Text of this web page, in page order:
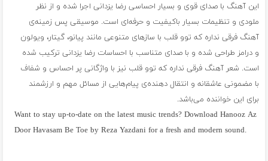
این آهنگ با صدای قوی و بسیار احساسی رضا یزدانی اجرا شده و از نظر
ملودی و تنظیمات بسیار باکیفیت و حرفه‌ای است. موسیقی پس زمینه‌ی
آهنگ فرقی نداره که توو قلب با سازهای متنوعی مانند پیانو، گیتار، ویولون
و درامز طراحی شده و با صدای متناسب با احساسات رضا یزدانی ترکیب شده
است. شعر آهنگ فرقی نداره که توو قلب نیز با واژگانی پر احساس و شفاف
با مضمونی عاشقانه و انتقال دهنده‌ی پیام‌هایی از مسائل مهم و ارزشمند
برای این خواننده می‌باشد.
Want to stay up-to-date on the latest music trends? Download Hanooz Az
Door Havasam Be Toe by Reza Yazdani for a fresh and modern sound.